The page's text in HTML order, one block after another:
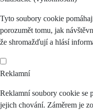
Tyto soubory cookie
porozumět tomu, jak
že shromažďují a hlásí
Reklamní
Reklamní soubory cookie se
jejich chování. Záměrem je